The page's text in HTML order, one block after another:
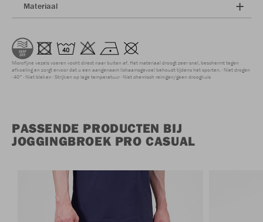
Materiaal
Microfijne vezels voeren vocht direct naar buiten af. Het materiaal droogt zeer snel, beschermt tegen
afkoeling en zorgt ervoor dat u een aangenaam lichaamsgevoel behoudt tijdens het sporten. Niet drogen
40° Niet bleken Strijken op lage temperatuur Niet chemisch reinigen/geen droogkuis
PASSENDE PRODUCTEN BIJ
JOGGINGBROEK PRO CASUAL